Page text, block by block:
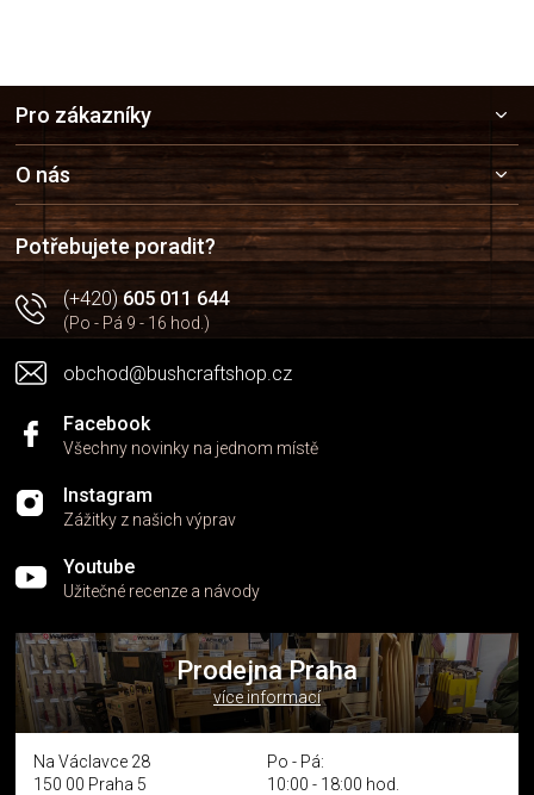
a
t
í
Pro zákazníky
O nás
Potřebujete poradit?
(+420)605 011 644
(Po - Pá 9 - 16 hod.)
obchod@bushcraftshop.cz
Facebook
Všechny novinky na jednom místě
Instagram
Zážitky z našich výprav
Youtube
Užitečné recenze a návody
Prodejna Praha
více informací
Na Václavce 28
150 00 Praha 5
Po - Pá:
10:00 - 18:00 hod.